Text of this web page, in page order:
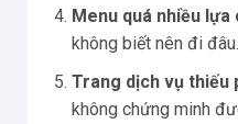
Menu quá nhiều lựa
không biết nên đi đâu.
Trang dịch vụ thiếu
không chứng minh